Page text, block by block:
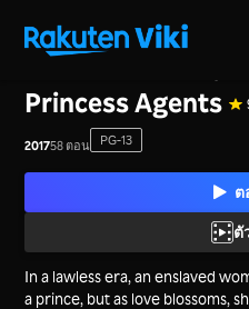
Princess Agents
201758 ตอน PG-13
ต
ตั
In a lawless era, an enslaved
a prince, but as love blossoms,